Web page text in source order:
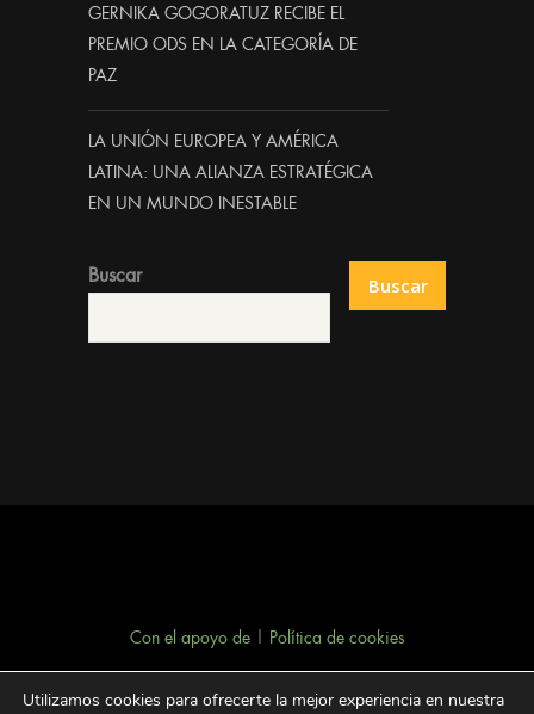
GERNIKA GOGORATUZ RECIBE EL
PREMIO ODS EN LA CATEGORÍA DE
PAZ
LA UNIÓN EUROPEA Y AMÉRICA
LATINA: UNA ALIANZA ESTRATÉGICA
EN UN MUNDO INESTABLE
Buscar Buscar
Con el apoyo de| Política de cookies
Utilizamos cookies para ofrecerte la mejor experiencia en nuestra